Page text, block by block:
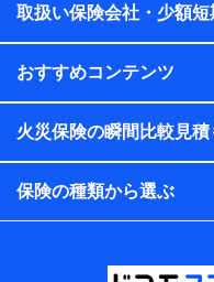
会社のサービスを案内、
析して、お客さまの趣味
各種セミナーの開催のた
コンサルティングサービ
アンケートやキャンペー
上記に係る案内・手続き
取扱い保険会社・少額
おすすめコンテンツ
火災保険の瞬間比較見積
保険の種類から選ぶ